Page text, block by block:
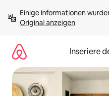
Inhalten
springenOriginal anzeigen
Inseriere